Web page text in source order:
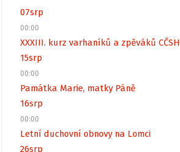
07srp
00:00
XXXIII. kurz varhaníků a zpěváků CČSH
15srp
00:00
Památka Marie, matky Páně
16srp
00:00
Letní duchovní obnovy na Lomci
26srp